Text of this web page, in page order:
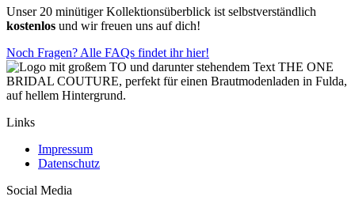
Unser 20 minütiger Kollektionsüberblick ist selbstverständlich
kostenlos und wir freuen uns auf dich!
Noch Fragen? Alle FAQs findet ihr hier!
Links
Impressum
Datenschutz
Social Media